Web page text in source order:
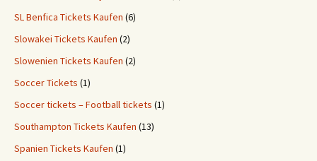
SL Benfica Tickets Kaufen (6)
Slowakei Tickets Kaufen (2)
Slowenien Tickets Kaufen (2)
Soccer Tickets (1)
Soccer tickets – Football tickets (1)
Southampton Tickets Kaufen (13)
Spanien Tickets Kaufen (1)